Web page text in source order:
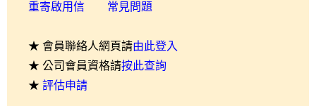
重寄啟用信 常見問題
★ 會員聯絡人網頁請由此登入
★ 公司會員資格請按此查詢
★ 評估申請